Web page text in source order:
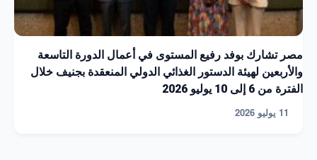
مصر تشارك بوفد رفيع المستوى في أعمال الدورة التاسعة
والأربعين لهيئة الدستور الغذائي الدولي المنعقدة بجنيف خلال
الفترة من 6 إلى 10 يوليو 2026
11 يوليو 2026